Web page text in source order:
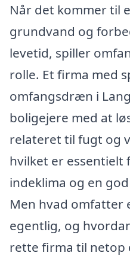
Når det kommer til
grundvand og
levetid, spiller
rolle. Et firma med
omfangsdræn i
boligejere med at
relateret til fugt og
hvilket er essentielt
indeklima og en
Men hvad omfatter
egentlig, og
rette firma til netop